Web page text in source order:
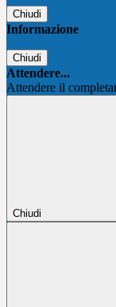
Chiudi
Informazione
Chiudi
Attendere...
Attendere il
Chiudi